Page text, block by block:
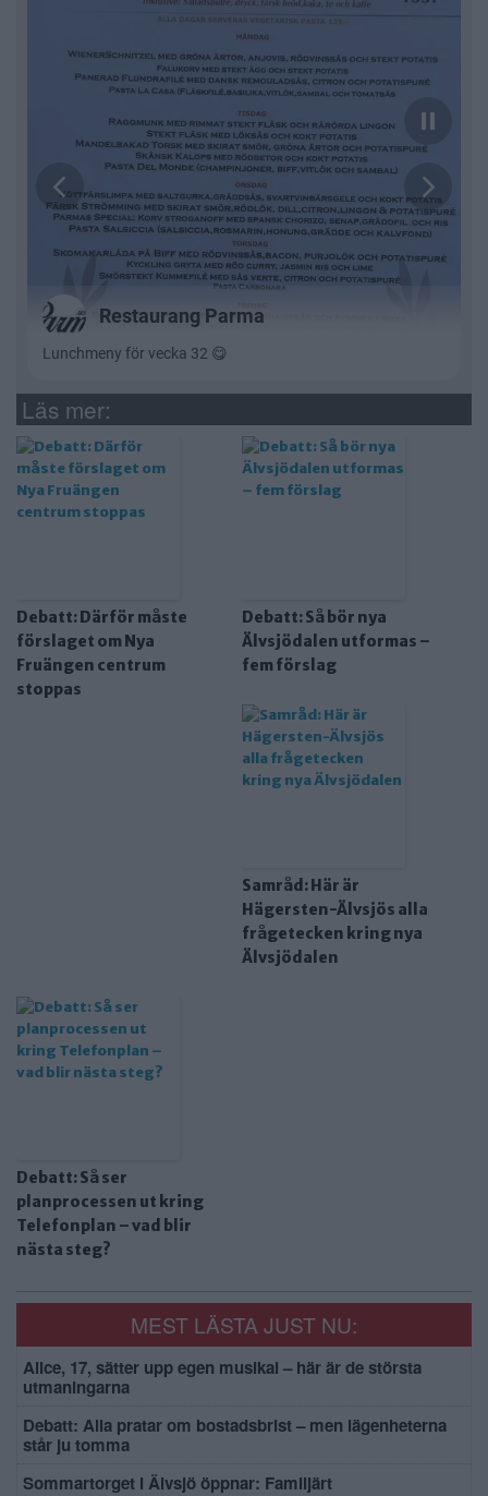
Läs mer:
Debatt: Därför måste
förslaget om Nya
Fruängen centrum
stoppas
Debatt: Så bör nya
Älvsjödalen utformas –
fem förslag
Samråd: Här är
Hägersten-Älvsjös alla
frågetecken kring nya
Älvsjödalen
Debatt: Så ser
planprocessen ut kring
Telefonplan – vad blir
nästa steg?
MEST LÄSTA JUST NU:
Alice, 17, sätter upp egen musikal – här är de största
utmaningarna
Debatt: Alla pratar om bostadsbrist – men lägenheterna
står ju tomma
Sommartorget i Älvsjö öppnar: Familjärt